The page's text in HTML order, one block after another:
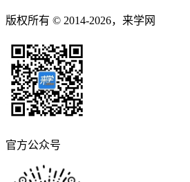
版权所有 © 2014-2026，来学网
官方公众号